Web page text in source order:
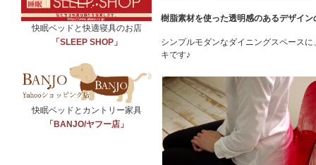
快眠ベッドと快適寝具のお店
「SLEEP SHOP」
快眠ベッドとカントリー家具
「BANJO/ヤフー店」
樹脂素材を使った透明感のあるデザイ
シンプルモダンなダイニングスペース
キです♪